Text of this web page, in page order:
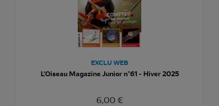
EXCLU WEB
L'Oiseau Magazine Junior n°61 - Hiver 2025
6,00 €